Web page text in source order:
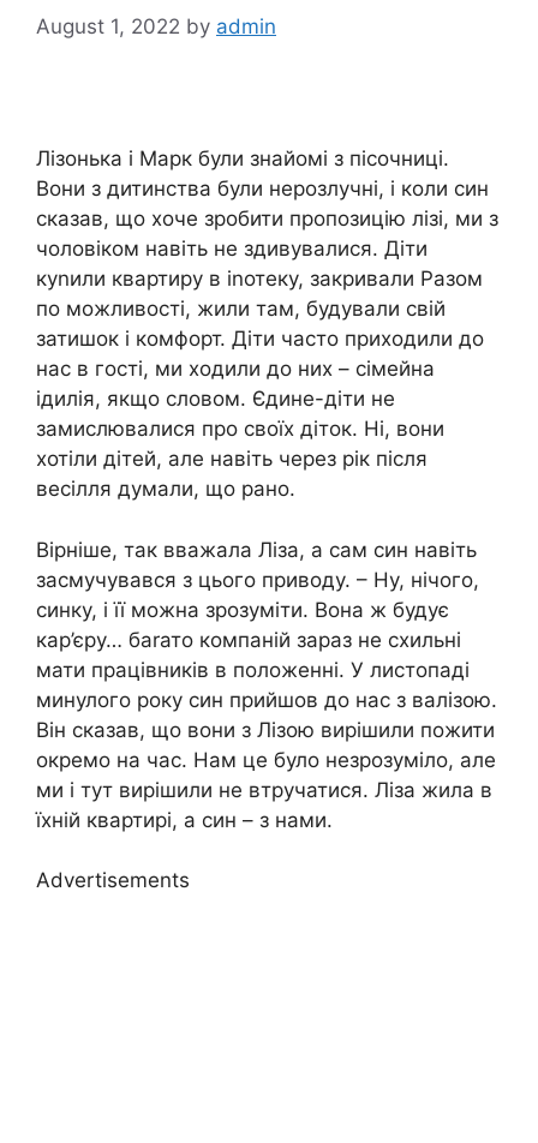
August 1, 2022 by admin
Лізонька і Марк були знайомі з пісочниці.
Вони з дитинства були нерозлучні, і коли син
сказав, що хоче зробити пропозицію лізі, ми з
чоловіком навіть не здивувалися. Діти
куnили квартиру в іnотеку, закривали Разом
по можливості, жили там, будували свій
затишок і комфорт. Діти часто приходили до
нас в гості, ми ходили до них – сімейна
ідилія, якщо словом. Єдине-діти не
замислювалися про своїх діток. Ні, вони
хотіли дітей, але навіть через рік після
весілля думали, що рано.
Вірніше, так вважала Ліза, а сам син навіть
засмучувався з цього приводу. – Ну, нічого,
синку, і її можна зрозуміти. Вона ж будує
кар’єру… баrато компаній зараз не схильні
мати працівників в положенні. У листопаді
минулого року син прийшов до нас з валізою.
Він сказав, що вони з Лізою вирішили пожити
окремо на час. Нам це було незрозуміло, але
ми і тут вирішили не втручатися. Ліза жила в
їхній квартирі, а син – з нами.
Advertisements